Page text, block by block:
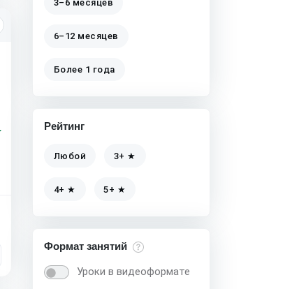
3–6 месяцев
6–12 месяцев
Более 1 года
Рейтинг
Любой 3+ ★
4+ ★ 5+ ★
Формат занятий
Уроки в видеоформате